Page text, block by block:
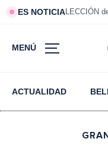
ES NOTICIALECCIÓN
MENÚ
ACTUALIDAD